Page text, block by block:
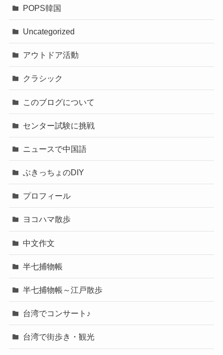
POPS韓国
Uncategorized
アウトドア活動
クラシック
このブログについて
センター試験に挑戦
ニュースで中国語
ぶきっちょのDIY
プロフィール
ヨコハマ散歩
中文作文
半七捕物帳
半七捕物帳～江戸散歩
台湾でコンサート♪
台湾で街歩き・観光